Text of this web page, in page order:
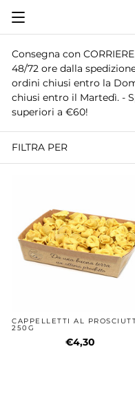
Consegna con
48/72 ore dalla
ordini chiusi entro la
chiusi entro il Martedì. -
superiori a €60!
FILTRA PER
CAPPELLETTI AL
250G
€4,30